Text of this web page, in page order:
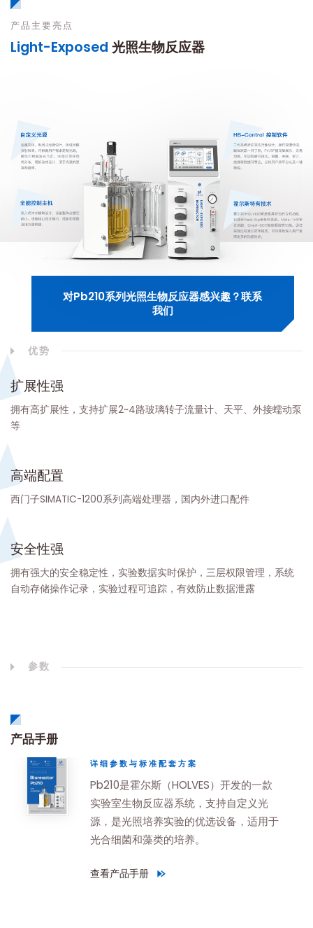
产品主要亮点
Light-Exposed 光照生物反应器
对Pb210系列光照生物反应器感兴趣？联系
我们
优势
扩展性强
拥有高扩展性，支持扩展2~4路玻璃转子流量计、天平、外接蠕动泵
等
高端配置
西门子SIMATIC-1200系列高端处理器，国内外进口配件
安全性强
拥有强大的安全稳定性，实验数据实时保护，三层权限管理，系统
自动存储操作记录，实验过程可追踪，有效防止数据泄露
参数
产品手册
详细参数与标准配套方案
Pb210是霍尔斯（HOLVES）开发的一款
实验室生物反应器系统，支持自定义光
源，是光照培养实验的优选设备，适用于
光合细菌和藻类的培养。
查看产品手册